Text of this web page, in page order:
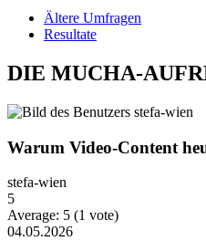
Ältere Umfragen
Resultate
DIE MUCHA-
Warum Video-Content
stefa-wien
5
Average: 5 (1 vote)
04.05.2026